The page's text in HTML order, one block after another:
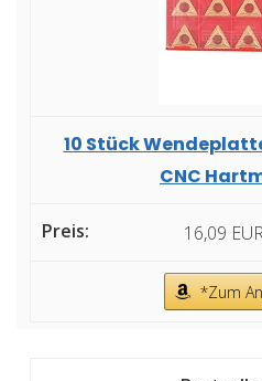
10 Stück
CNC
16,09
*Zum